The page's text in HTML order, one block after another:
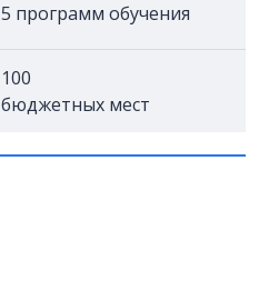
5 программ обучения
100
бюджетных мест